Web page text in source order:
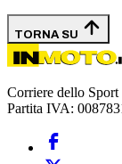
TORNA SU
Corriere dello
Partita IVA: